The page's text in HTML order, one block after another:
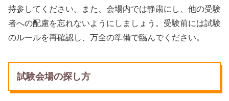
持参してください。また、会場内では静粛にし、他の受験
者への配慮を忘れないようにしましょう。受験前には試験
のルールを再確認し、万全の準備で臨んでください。
試験会場の探し方